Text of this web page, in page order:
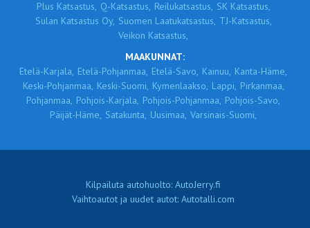
Plus Katsastus, Q-Katsastus, Reilukatsastus, SK Katsastus,
Sulan Katsastus Oy, Suomen Laatukatsastus, TJ-Katsastus,
Veikon Katsastus,
MAAKUNNAT:
Etelä-Karjala, Etelä-Pohjanmaa, Etelä-Savo, Kainuu, Kanta-Häme,
Keski-Pohjanmaa, Keski-Suomi, Kymenlaakso, Lappi, Pirkanmaa,
Pohjanmaa, Pohjois-Karjala, Pohjois-Pohjanmaa, Pohjois-Savo,
Päijät-Häme, Satakunta, Uusimaa, Varsinais-Suomi,
Kilpailuta autohuolto: AutoJerry.fi
Vaihtoautot ja uudet autot: Autotalli.com